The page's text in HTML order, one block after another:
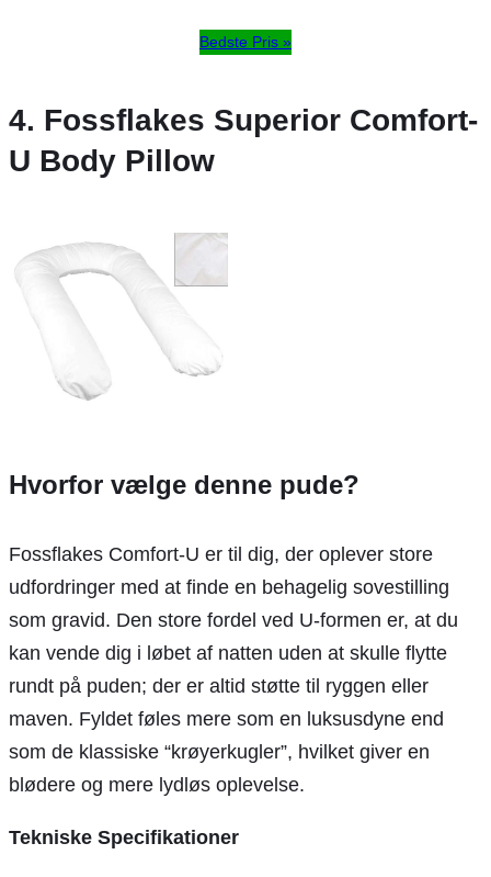
Bedste Pris »
4. Fossflakes Superior Comfort-
U Body Pillow
Hvorfor vælge denne pude?
Fossflakes Comfort-U er til dig, der oplever store
udfordringer med at finde en behagelig sovestilling
som gravid. Den store fordel ved U-formen er, at du
kan vende dig i løbet af natten uden at skulle flytte
rundt på puden; der er altid støtte til ryggen eller
maven. Fyldet føles mere som en luksusdyne end
som de klassiske “krøyerkugler”, hvilket giver en
blødere og mere lydløs oplevelse.
Tekniske Specifikationer